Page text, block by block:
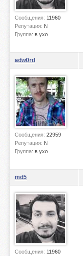
Сообщения: 11960
Репутация: N
Группа: в ухо
adw0rd
Сообщения: 22959
Репутация: N
Группа: в ухо
md5
Сообщения: 11960